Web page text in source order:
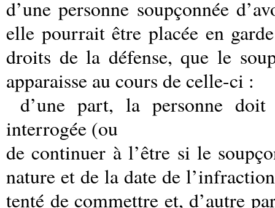
d’une personne soupçonnée
elle pourrait être placée en
droits de la défense, que le
apparaisse au cours de celle-ci :
d’une part, la personne
interrogée (ou
de continuer à l’être si le
nature et de la date de
tenté de commettre et, d’autre